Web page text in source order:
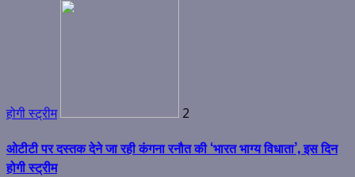
होगी स्ट्रीम 2
ओटीटी पर दस्तक देने जा रही कंगना रनौत की ‘भारत भाग्य विधाता’, इस दिन
होगी स्ट्रीम